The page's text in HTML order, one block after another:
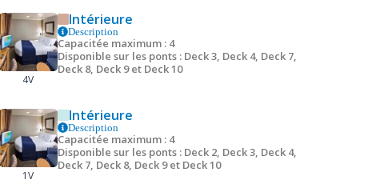
4V
Intérieure
Description
Capacitée maximum : 4
Disponible sur les ponts : Deck 3, Deck 4, Deck 7,
Deck 8, Deck 9 et Deck 10
1V
Intérieure
Description
Capacitée maximum : 4
Disponible sur les ponts : Deck 2, Deck 3, Deck 4,
Deck 7, Deck 8, Deck 9 et Deck 10